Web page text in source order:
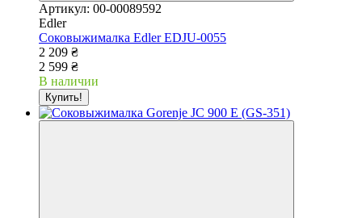
Артикул: 00-00089592
Edler
Соковыжималка Edler EDJU-0055
2 209 ₴
2 599 ₴
В наличии
Купить!